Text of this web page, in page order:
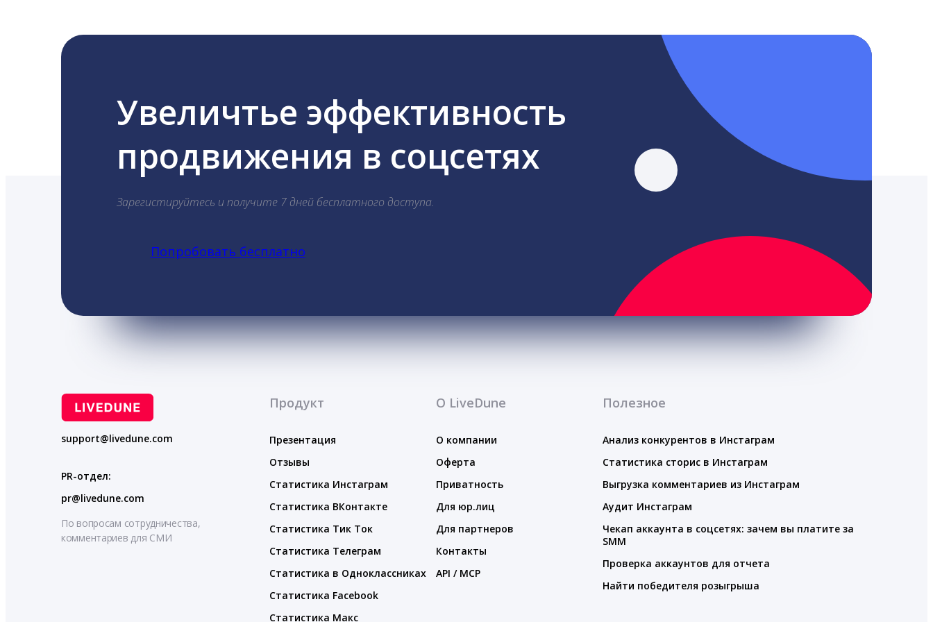
Увеличтье эффективность
продвижения в соцсетях
Зарегистируйтесь и получите 7 дней бесплатного доступа.
Попробовать бесплатно
support@livedune.com
PR-отдел:
pr@livedune.com
По вопросам сотрудничества,
комментариев для СМИ
Продукт
Презентация
Отзывы
Статистика Инстаграм
Статистика ВКонтакте
Статистика Тик Ток
Статистика Телеграм
Статистика в Одноклассниках
Статистика Facebook
Статистика Макс
О LiveDune
О компании
Оферта
Приватность
Для юр.лиц
Для партнеров
Контакты
API / MCP
Полезное
Анализ конкурентов в Инстаграм
Статистика сторис в Инстаграм
Выгрузка комментариев из Инстаграм
Аудит Инстаграм
Чекап аккаунта в соцсетях: зачем вы платите за
SMM
Проверка аккаунтов для отчета
Найти победителя розыгрыша